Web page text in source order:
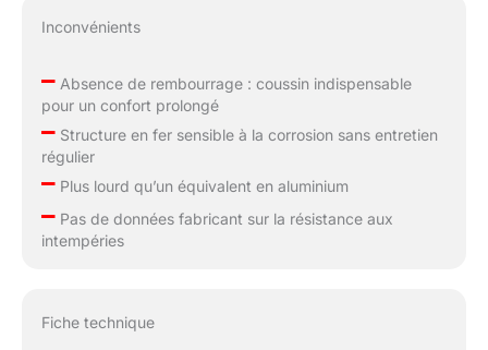
Inconvénients
–Absence de rembourrage : coussin indispensable
pour un confort prolongé
–Structure en fer sensible à la corrosion sans entretien
régulier
–Plus lourd qu’un équivalent en aluminium
–Pas de données fabricant sur la résistance aux
intempéries
Fiche technique